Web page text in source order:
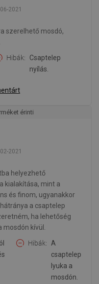
2021
szerelhető mosdó,
Hibák
Csaptelep
nyílás.
érinti
2021
helyezhető
kialakítása, mint a
és finom, ugyanakkor
a csaptelep
ha lehetőség
mosdón kívül.
Hibák
A
csaptelep
lyuka a
mosdón.